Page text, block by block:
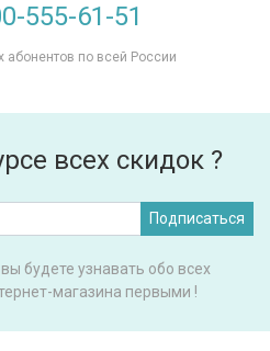
555-61-51
абонентов по всей России
всех скидок ?
Подписаться
будете узнавать обо всех
магазина первыми !